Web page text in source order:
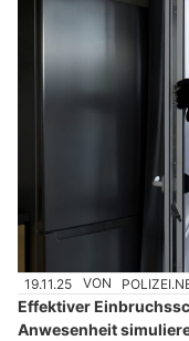
19.11.25 VON
Effektiver
Anwesenheit